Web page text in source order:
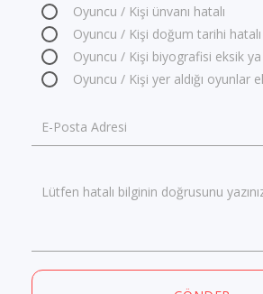
Oyuncu / Kişi ünvanı hatalı
Oyuncu / Kişi doğum tarihi hatalı
Oyuncu / Kişi biyografisi eksik ya
Oyuncu / Kişi yer aldığı oyunlar
E-Posta Adresi
Lütfen hatalı bilginin doğrusunu